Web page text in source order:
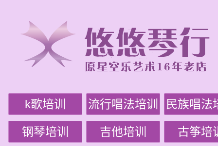
k歌培训 流行唱法培训 民族唱法
钢琴培训 吉他培训 古筝培